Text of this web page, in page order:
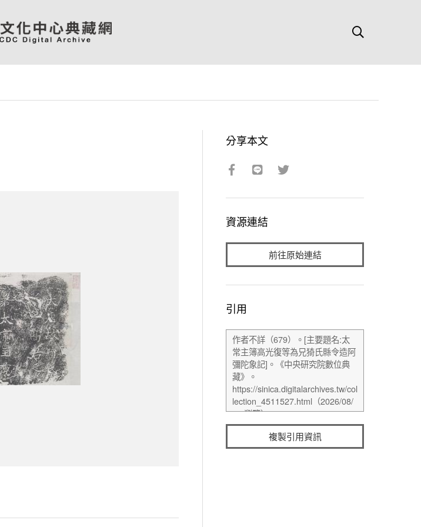
分享本文
資源連結
前往原始連結
引用
複製引用資訊